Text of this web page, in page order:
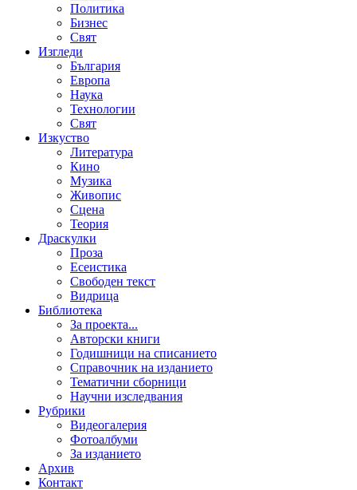
Политика
Бизнес
Свят
Изгледи
България
Европа
Наука
Технологии
Свят
Изкуство
Литература
Кино
Музика
Живопис
Сцена
Теория
Драскулки
Проза
Есеистика
Свободен текст
Видрица
Библиотека
За проекта...
Авторски книги
Годишници на списанието
Справочник на изданието
Тематични сборници
Научни изследвания
Рубрики
Видеогалерия
Фотоалбуми
За изданието
Архив
Контакт